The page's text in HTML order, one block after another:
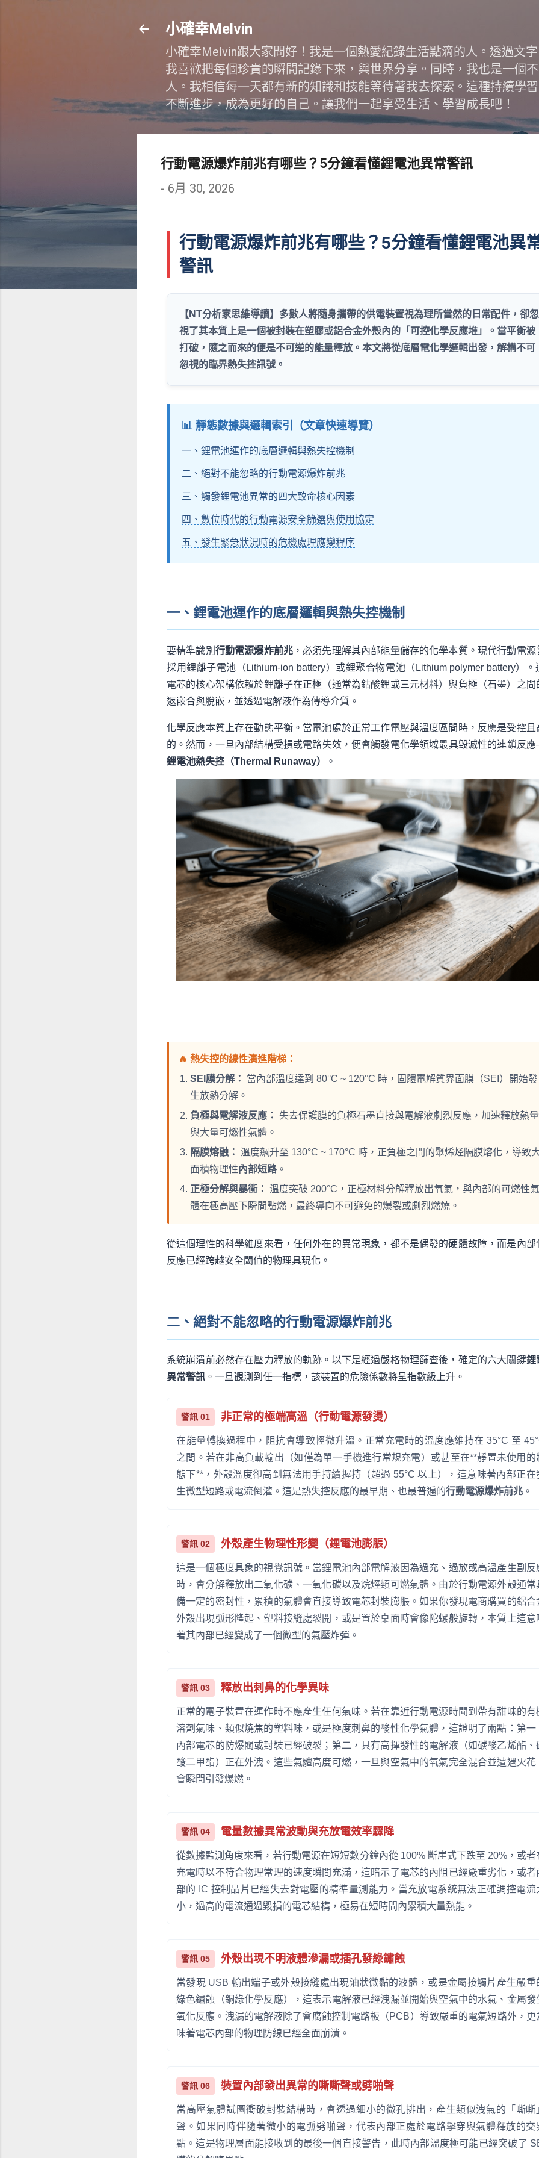
小確幸Melvin
小確幸Melvin跟大家問好！我是一個熱愛紀錄生活點滴的人。透過文
我喜歡把每個珍貴的瞬間記錄下來，與世界分享。同時，我也是一個
人。我相信每一天都有新的知識和技能等待著我去探索。這種持續學
不斷進步，成為更好的自己。讓我們一起享受生活、學習成長吧！
行動電源爆炸前兆有哪些？5分鐘看懂鋰電池異常警訊
- 6月 30, 2026
行動電源爆炸前兆有哪些？5分鐘看懂鋰電池異
警訊
【NT分析家思維導讀】多數人將隨身攜帶的供電裝置視為理所當然的日常配件，卻忽
視了其本質上是一個被封裝在塑膠或鋁合金外殼內的「可控化學反應堆」。當平衡被
打破，隨之而來的便是不可逆的能量釋放。本文將從底層電化學邏輯出發，解構不可
忽視的臨界熱失控訊號。
📊 靜態數據與邏輯索引（文章快速導覽）
一、鋰電池運作的底層邏輯與熱失控機制
二、絕對不能忽略的行動電源爆炸前兆
三、觸發鋰電池異常的四大致命核心因素
四、數位時代的行動電源安全篩選與使用協定
五、發生緊急狀況時的危機處理應變程序
一、鋰電池運作的底層邏輯與熱失控機制
要精準識別 行動電源爆炸前兆 ，必須先理解其內部能量儲存的化學本質。現代行動電源
採用鋰離子電池（Lithium-ion battery）或鋰聚合物電池（Lithium polymer battery）。
電芯的核心架構依賴於鋰離子在正極（通常為鈷酸鋰或三元材料）與負極（石墨）之間
返嵌合與脫嵌，並透過電解液作為傳導介質。
化學反應本質上存在動態平衡。當電池處於正常工作電壓與溫度區間時，反應是受控且
的。然而，一旦內部結構受損或電路失效，便會觸發電化學領域最具毀滅性的連鎖反
鋰電池熱失控（Thermal Runaway）
。
🔥 熱失控的線性演進階梯：
SEI膜分解：
當內部溫度達到 80°C ~ 120°C 時，固體電解質界面膜（SEI）開始發
生放熱分解。
負極與電解液反應： 失去保護膜的負極石墨直接與電解液劇烈反應，加速釋放熱量
與大量可燃性氣體。
隔膜熔融：
溫度飆升至 130°C ~ 170°C 時，正負極之間的聚烯烃隔膜熔化，導致
面積物理性內部短路。
正極分解與暴衝：
溫度突破 200°C，正極材料分解釋放出氧氣，與內部的可燃性氣
體在極高壓下瞬間點燃，最終導向不可避免的爆裂或劇烈燃燒。
從這個理性的科學維度來看，任何外在的異常現象，都不是偶發的硬體故障，而是內部
反應已經跨越安全閾值的物理具現化。
二、絕對不能忽略的行動電源爆炸前兆
系統崩潰前必然存在壓力釋放的軌跡。以下是經過嚴格物理篩查後，確定的六大關鍵鋰
異常警訊 。一旦觀測到任一指標，該裝置的危險係數將呈指數級上升。
警訊 01 非正常的極端高溫（行動電源發燙）
在能量轉換過程中，阻抗會導致輕微升溫。正常充電時的溫度應維持在 35°C 至
之間。若在非高負載輸出（如僅為單一手機進行常規充電）或甚至在**靜置未使用的
態下**，外殼溫度卻高到無法用手持續握持（超過 55°C 以上），這意味著內部正在
生微型短路或電流倒灌。這是熱失控反應的最早期、也最普遍的行動電源爆炸前兆 。
警訊 02 外殼產生物理性形變（鋰電池膨脹）
這是一個極度具象的視覺訊號。當鋰電池內部電解液因為過充、過放或高溫產生副反
時，會分解釋放出二氧化碳、一氧化碳以及烷烴類可燃氣體。由於行動電源外殼通常
備一定的密封性，累積的氣體會直接導致電芯封裝膨脹。如果你發現電商購買的鋁合
外殼出現弧形隆起、塑料接縫處裂開，或是置於桌面時會像陀螺般旋轉，本質上這意
著其內部已經變成了一個微型的氣壓炸彈。
警訊 03 釋放出刺鼻的化學異味
正常的電子裝置在運作時不應產生任何氣味。若在靠近行動電源時聞到帶有甜味的有
溶劑氣味、類似燒焦的塑料味，或是極度刺鼻的酸性化學氣體，這證明了兩點：第一
內部電芯的防爆閥或封裝已經破裂；第二，具有高揮發性的電解液（如碳酸乙烯酯、
酸二甲酯）正在外洩。這些氣體高度可燃，一旦與空氣中的氧氣完全混合並遭遇火花
會瞬間引發爆燃。
警訊 04 電量數據異常波動與充放電效率驟降
從數據監測角度來看，若行動電源在短短數分鐘內從 100% 斷崖式下跌至 20%，或者
充電時以不符合物理常理的速度瞬間充滿，這暗示了電芯的內阻已經嚴重劣化，或者
部的 IC 控制晶片已經失去對電壓的精準量測能力。當充放電系統無法正確調控電流
小，過高的電流通過毀損的電芯結構，極易在短時間內累積大量熱能。
警訊 05 外殼出現不明液體滲漏或插孔發綠鏽蝕
當發現 USB 輸出端子或外殼接縫處出現油狀微黏的液體，或是金屬接觸片產生嚴重
綠色鏽蝕（銅綠化學反應），這表示電解液已經洩漏並開始與空氣中的水氣、金屬發
氧化反應。洩漏的電解液除了會腐蝕控制電路板（PCB）導致嚴重的電氣短路外，更
味著電芯內部的物理防線已經全面崩潰。
警訊 06 裝置內部發出異常的嘶嘶聲或劈啪聲
當高壓氣體試圖衝破封裝結構時，會透過細小的微孔排出，產生類似洩氣的「嘶嘶
聲。如果同時伴隨著微小的電弧劈啪聲，代表內部正處於電路擊穿與氣體釋放的交
點。這是物理層面能接收到的最後一個直接警告，此時內部溫度極可能已經突破了